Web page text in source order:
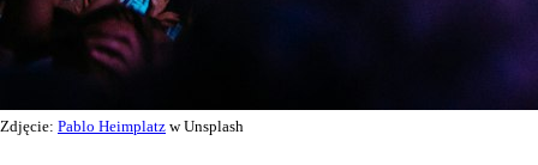
Zdjęcie: Pablo Heimplatz w Unsplash